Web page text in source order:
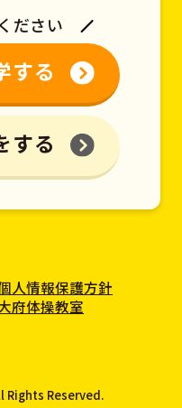
ださい
する
する
人情報保護方針
府体操教室
Rights Reserved.